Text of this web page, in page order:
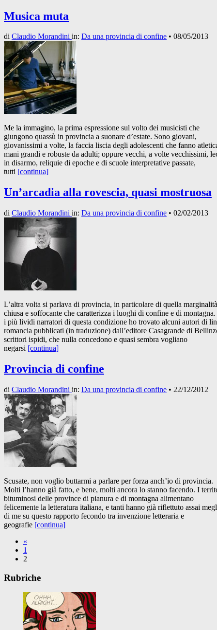
Musica muta
di Claudio Morandini in: Da una provincia di confine • 08/05/2013
Me la immagino, la prima espressione sul volto dei musicisti che
giungono quassù in provincia a suonare d’estate. Sono giovani,
giovanissimi a volte, la faccia liscia degli adolescenti che fanno
mani grandi e robuste da adulti; oppure vecchi, a volte vecchissimi,
in disarmo, reliquie di epoche e di scuole interpretative passate,
tutti [continua]
Un’arcadia alla rovescia, quasi mostruosa
di Claudio Morandini in: Da una provincia di confine • 02/02/2013
L’altra volta si parlava di provincia, in particolare di quella marginalità
chiusa e soffocante che caratterizza i luoghi di confine e di montagna.
i più lividi narratori di questa condizione ho trovato alcuni autori di
romancia pubblicati (in traduzione) dall’editore Casagrande di
scrittori ispidi, che nulla concedono e quasi sembra vogliano
negarsi [continua]
Provincia di confine
di Claudio Morandini in: Da una provincia di confine • 22/12/2012
Scusate, non voglio buttarmi a parlare per forza anch’io di provincia.
Molti l’hanno già fatto, e bene, molti ancora lo stanno facendo. I
bituminosi delle province di pianura e di montagna alimentano
felicemente la letteratura italiana, e tanti hanno già riflettuto assai
di me su questo rapporto fecondo tra invenzione letteraria e
geografie [continua]
«
1
2
Rubriche